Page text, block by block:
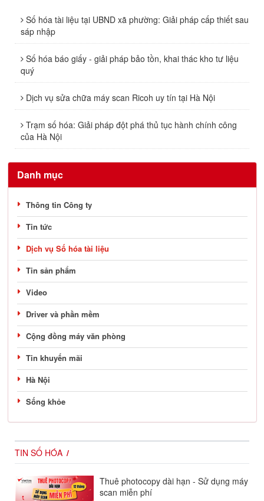
Số hóa tài liệu tại UBND xã phường: Giải pháp cấp thiết sau
sáp nhập
Số hóa báo giấy - giải pháp bảo tồn, khai thác kho tư liệu
quý
Dịch vụ sửa chữa máy scan Ricoh uy tín tại Hà Nội
Trạm số hóa: Giải pháp đột phá thủ tục hành chính công
của Hà Nội
Danh mục
Thông tin Công ty
Tin tức
Dịch vụ Số hóa tài liệu
Tin sản phẩm
Video
Driver và phần mềm
Cộng đồng máy văn phòng
Tin khuyến mãi
Hà Nội
Sống khỏe
TIN SỐ HÓA
Thuê photocopy dài hạn - Sử dụng máy
scan miễn phí